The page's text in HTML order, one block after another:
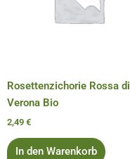
Rosettenzichorie Rossa di
Verona Bio
2,49 €
In den Warenkorb